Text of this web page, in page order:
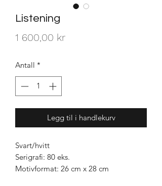
Listening
1 600,00 krPris
Antall *
Legg til i handlekurv
Svart/hvitt
Serigrafi: 80 eks.
Motivformat: 26 cm x 28 cm